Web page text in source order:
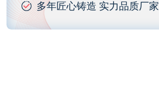
多年匠心铸造 实力品质厂家